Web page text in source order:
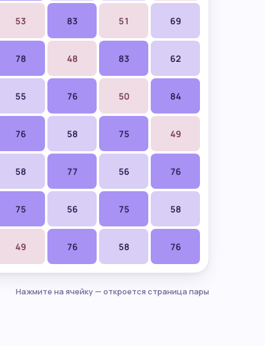
53 83 51 69
78 48 83 62
55 76 50 84
76 58 75 49
58 77 56 76
75 56 75 58
49 76 58 76
Нажмите на ячейку — откроется страница пары